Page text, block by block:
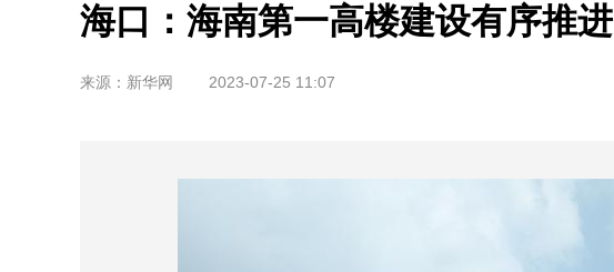
海口：海南第一高楼建设有序推进
来源： 新华网 2023-07-25 11:07